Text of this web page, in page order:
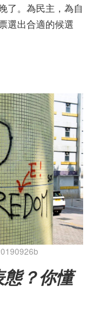
了。為民主，為自
選出合適的候選
態？你懂